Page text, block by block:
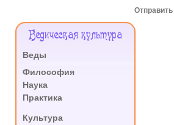
Отправить
Меню
Ведическая культура
Веды
Философия
Наука
Практика
Культура